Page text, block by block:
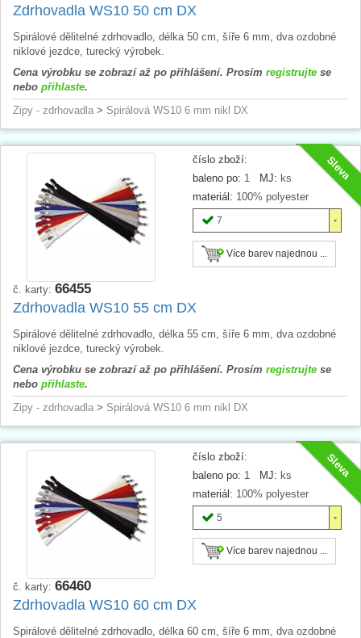
Zdrhovadla WS10 50 cm DX
Spirálové dělitelné zdrhovadlo, délka 50 cm, šíře 6 mm, dva ozdobné
niklové jezdce, turecký výrobek.
Cena výrobku se zobrazí až po přihlášení. Prosím registrujte se
nebo přihlaste.
Zipy - zdrhovadla > Spirálová WS10 6 mm nikl DX
Sleva
číslo zboží:
baleno po: 1 MJ: ks
materiál: 100% polyester
7
Více barev najednou ...
č. karty: 66455
Zdrhovadla WS10 55 cm DX
Spirálové dělitelné zdrhovadlo, délka 55 cm, šíře 6 mm, dva ozdobné
niklové jezdce, turecký výrobek.
Cena výrobku se zobrazí až po přihlášení. Prosím registrujte se
nebo přihlaste.
Zipy - zdrhovadla > Spirálová WS10 6 mm nikl DX
Sleva
číslo zboží:
baleno po: 1 MJ: ks
materiál: 100% polyester
5
Více barev najednou ...
č. karty: 66460
Zdrhovadla WS10 60 cm DX
Spirálové dělitelné zdrhovadlo, délka 60 cm, šíře 6 mm, dva ozdobné